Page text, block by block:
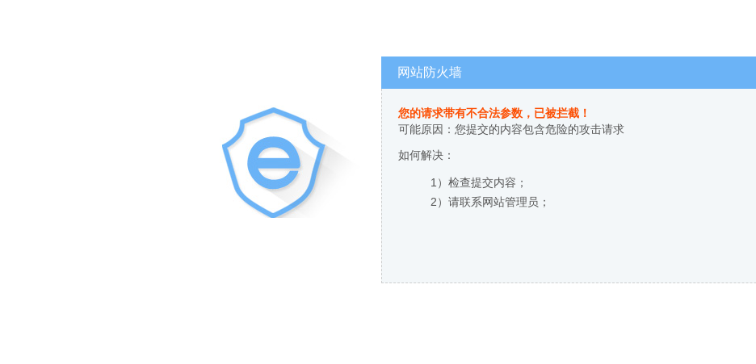
网站防火墙
您的请求带有不合法参数，已被拦截！
可能原因：您提交的内容包含危险的攻击请求
如何解决：
1）检查提交内容；
2）请联系网站管理员；